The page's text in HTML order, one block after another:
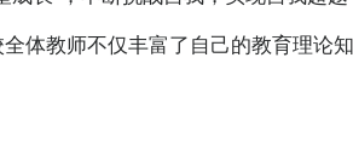
教师不仅丰富了自己的教育理论